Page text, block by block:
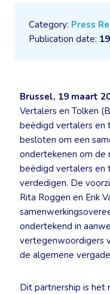
Category: Press
Publication date:
Brussel, 19 maart
Vertalers en Tolken
beëdigd vertalers en
besloten om een
ondertekenen om de
beëdigd vertalers en
verdedigen. De
Rita Roggen en Erik
ondertekend in
vertegenwoordigers
de algemene
Dit partnership is het